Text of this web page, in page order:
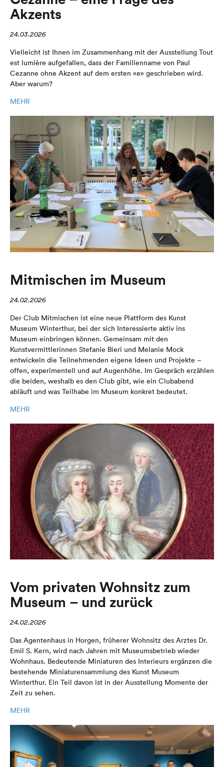
Akzents
24.03.2026
Vielleicht ist Ihnen im Zusammenhang mit der Ausstellung Tout
est lumière aufgefallen, dass der Familienname von Paul
Cezanne ohne Akzent auf dem ersten «e» geschrieben wird.
Aber warum?
MEHR
Mitmischen im Museum
24.02.2026
Der Club Mitmischen ist eine neue Plattform des Kunst
Museum Winterthur, bei der sich Interessierte aktiv ins
Museum einbringen können. Gemeinsam mit den
Kunstvermittlerinnen Stefanie Bieri und Melanie Mock
entwickeln die Teilnehmenden eigene Ideen und Projekte –
offen, experimentell und auf Augenhöhe. Im Gespräch erzählen
die beiden, weshalb es den Club gibt, wie ein Clubabend
abläuft und was Teilhabe im Museum konkret bedeutet.
MEHR
Vom privaten Wohnsitz zum
Museum – und zurück
24.02.2026
Das Agentenhaus in Horgen, früherer Wohnsitz des Arztes Dr.
Emil S. Kern, wird nach Jahren mit Museumsbetrieb wieder
Wohnhaus. Bedeutende Miniaturen des Interieurs ergänzen die
bestehende Miniaturensammlung des Kunst Museum
Winterthur. Ein Teil davon ist in der Ausstellung Momente der
Zeit zu sehen.
MEHR